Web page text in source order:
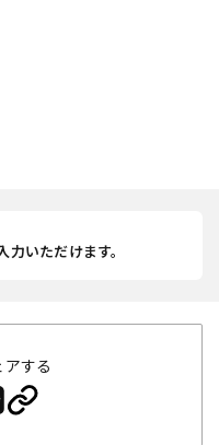
いただけます。
する